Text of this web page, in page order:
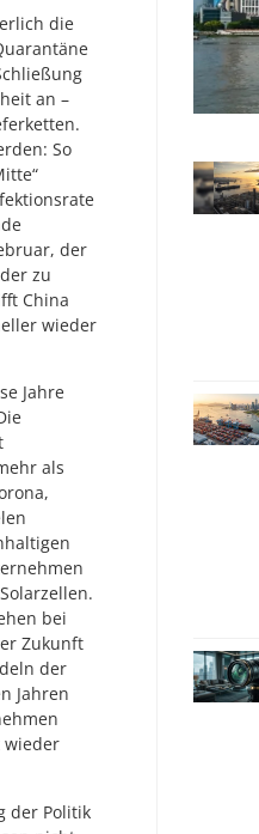
die
an –
So
der
zu
China
wieder
Jahre
als
bei
Zukunft
der
Jahren
wieder
der Politik